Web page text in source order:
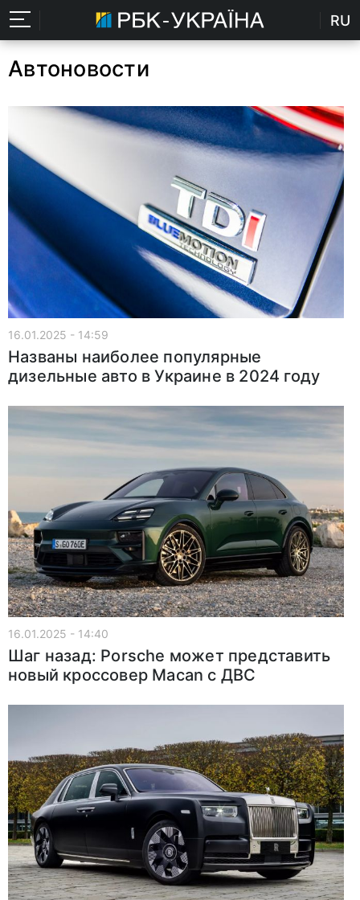
RU
Автоновости
16.01.2025 - 14:59
Названы наиболее популярные
дизельные авто в Украине в 2024 году
16.01.2025 - 14:40
Шаг назад: Porsche может представить
новый кроссовер Macan с ДВС